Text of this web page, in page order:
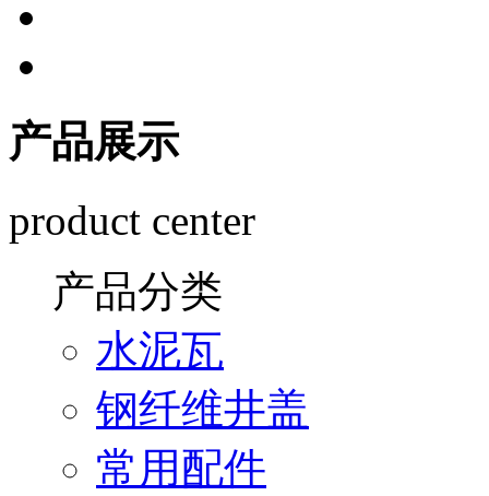
产品展示
product center
产品分类
水泥瓦
钢纤维井盖
常用配件